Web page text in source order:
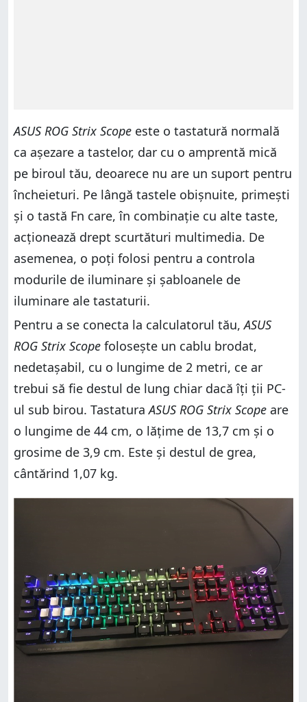
ASUS ROG Strix Scope este o tastatură normală
ca așezare a tastelor, dar cu o amprentă mică
pe biroul tău, deoarece nu are un suport pentru
încheieturi. Pe lângă tastele obișnuite, primești
și o tastă Fn care, în combinație cu alte taste,
acționează drept scurtături multimedia. De
asemenea, o poți folosi pentru a controla
modurile de iluminare și șabloanele de
iluminare ale tastaturii.
Pentru a se conecta la calculatorul tău,ASUS
ROG Strix Scope folosește un cablu brodat,
nedetașabil, cu o lungime de 2 metri, ce ar
trebui să fie destul de lung chiar dacă îți ții PC-
ul sub birou. TastaturaASUS ROG Strix Scope are
o lungime de 44 cm, o lățime de 13,7 cm și o
grosime de 3,9 cm. Este și destul de grea,
cântărind 1,07 kg.